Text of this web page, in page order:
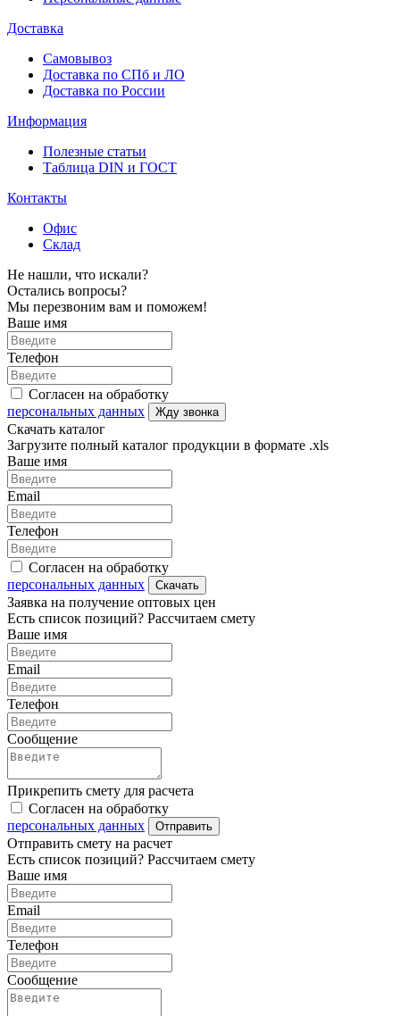
Доставка
Самовывоз
Доставка по СПб и ЛО
Доставка по России
Информация
Полезные статьи
Таблица DIN и ГОСТ
Контакты
Офис
Склад
Не нашли, что искали?
Остались вопросы?
Мы перезвоним вам и поможем!
Ваше имя
Телефон
Согласен на обработку
персональных данных
Жду звонка
Скачать каталог
Загрузите полный каталог продукции в формате .xls
Ваше имя
Email
Телефон
Согласен на обработку
персональных данных
Скачать
Заявка на получение оптовых цен
Есть список позиций? Рассчитаем смету
Ваше имя
Email
Телефон
Сообщение
Прикрепить смету для расчета
Согласен на обработку
персональных данных
Отправить
Отправить смету на расчет
Есть список позиций? Рассчитаем смету
Ваше имя
Email
Телефон
Сообщение